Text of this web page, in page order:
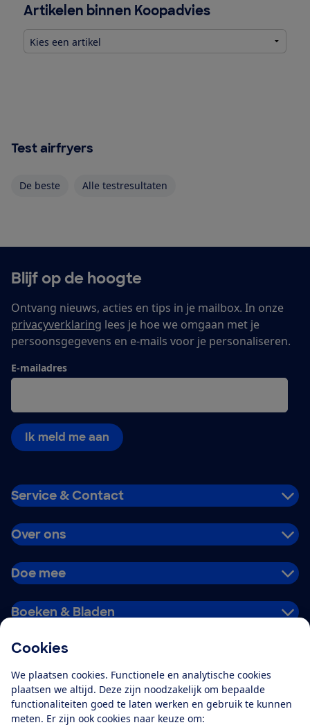
Cookies
We plaatsen cookies. Functionele en analytische cookies
plaatsen we altijd. Deze zijn noodzakelijk om bepaalde
functionaliteiten goed te laten werken en gebruik te kunnen
meten. Er zijn ook cookies naar keuze om:
Artikelen binnen Koopadvies
Test airfryers
De beste Alle testresultaten
Blijf op de hoogte
Ontvang nieuws, acties en tips in je mailbox. In onze
privacyverklaring lees je hoe we omgaan met je
persoonsgegevens en e-mails voor je personaliseren.
E-mailadres
Ik meld me aan
Service & Contact
Over ons
Doe mee
Boeken & Bladen
Alles over de